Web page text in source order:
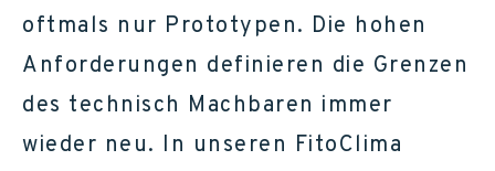
oftmals nur Prototypen. Die hohen
Anforderungen definieren die Grenzen
des technisch Machbaren immer
wieder neu. In unseren FitoClima